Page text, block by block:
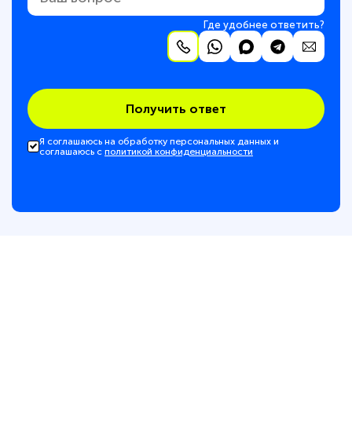
Где удобнее ответить?
Получить ответ
Я соглашаюсь на обработку персональных данных и
соглашаюсь с политикой конфиденциальности